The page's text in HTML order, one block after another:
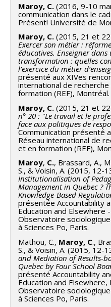
Maroy, C. (2016, 9-10
communication dans le
Présent! Université de
Maroy, C. (2015, 21 et
Exercer son métier :
éducatives. Enseigner dans
transformation : quelles
l’exercice du métier
présenté aux XIVes
international de
formation (REF), Montréal.
Maroy, C. (2015, 21 et
n° 20 : "Le travail et le
face aux politiques de
Communication présenté
Réseau international de
et en formation (REF),
Maroy, C., Brassard, A.,
S., & Voisin, A. (2015, 12-
Institutionalisation of
Management in Quebec ?
Knowledge-Based
présentée Accountability
Education and Elsewhere
Observatoire
à Sciences Po, Paris.
Mathou, C., Maroy, C.,
S., & Voisin, A. (2015, 12-
and Mediation of Results-
Quebec by Four School
présenté Accountability
Education and
Observatoire
à Sciences Po, Paris.